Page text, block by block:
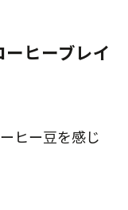
ーヒーブレイ
ヒー豆を感じ